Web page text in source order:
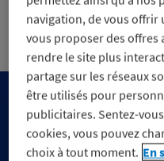
d’achat ?
navigation, de vous offrir
vous proposer des offres
rendre le site plus
partage sur les réseaux
être utilisés pour
publicitaires. Sentez-
cookies, vous pouvez
choix à tout moment. En